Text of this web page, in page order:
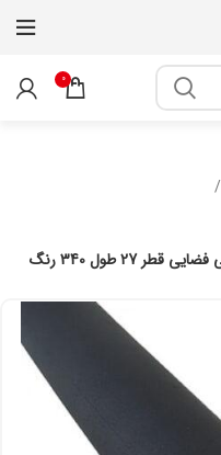
0
27 طول 340 رنگ